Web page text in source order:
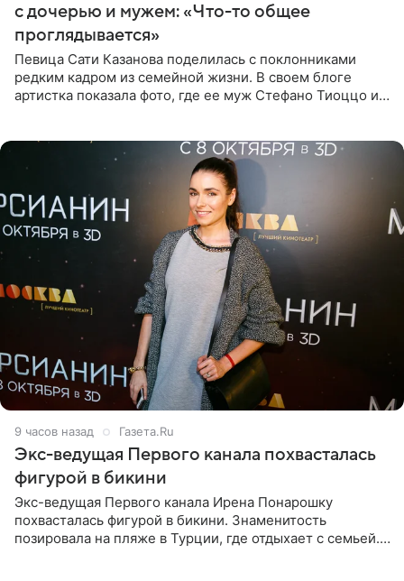
с дочерью и мужем: «Что-то общее
проглядывается»
Певица Сати Казанова поделилась с поклонниками
редким кадром из семейной жизни. В своем блоге
артистка показала фото, где ее муж Стефано Тиоццо и
9 часов назад Газета.Ru
Экс-ведущая Первого канала похвасталась
фигурой в бикини
Экс-ведущая Первого канала Ирена Понарошку
похвасталась фигурой в бикини. Знаменитость
позировала на пляже в Турции, где отдыхает с семьей.